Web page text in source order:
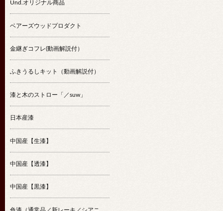
Und.オリジナル商品
ベアーズウッドプロダクト
金継ぎコフレ(動画解説付）
ふきうるしキット（動画解説付）
漆と木のストロー「／suw」
日本産漆
中国産【生漆】
中国産【透漆】
中国産【黒漆】